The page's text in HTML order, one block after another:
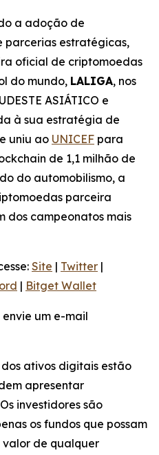
a adoção de
parcerias estratégicas,
oficial de criptomoedas
do mundo, LALIGA, nos
ASIÁTICO e
à sua estratégia de
uniu ao UNICEF para
de 1,1 milhão de
do automobilismo, a
parceira
dos campeonatos mais
Site | Twitter |
| Bitget Wallet
um e-mail
dos ativos digitais estão
apresentar
investidores são
os fundos que possam
valor de qualquer